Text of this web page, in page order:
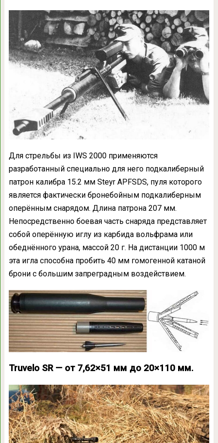
Для стрельбы из IWS 2000 применяются
разработанный специально для него подкалиберный
патрон калибра 15.2 мм Steyr APFSDS, пуля которого
является фактически бронебойным подкалиберным
оперённым снарядом. Длина патрона 207 мм.
Непосредственно боевая часть снаряда представляет
собой оперённую иглу из карбида вольфрама или
обеднённого урана, массой 20 г. На дистанции 1000 м
эта игла способна пробить 40 мм гомогенной катаной
брони с большим запреградным воздействием.
Truvelo SR — от 7,62×51 мм до 20×110 мм.